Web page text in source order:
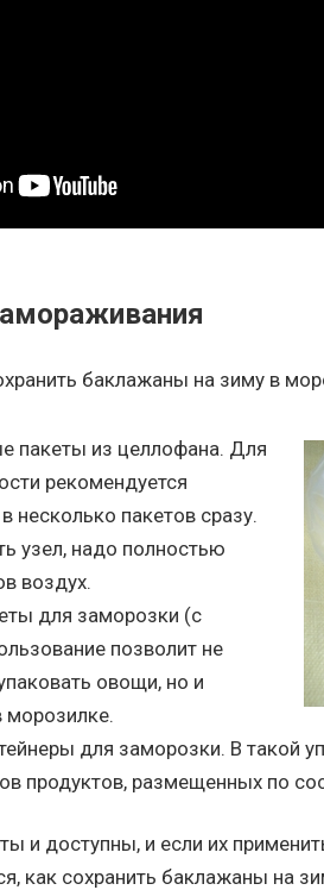
баклажаны на зиму в
пакеты из целлофана. Для
рекомендуется
несколько пакетов сразу.
узел, надо полностью
воздух.
для заморозки (с
позволит не
овощи, но и
морозилке.
для заморозки. В такой
продуктов, размещенных по
и доступны, и если их
как сохранить баклажаны на